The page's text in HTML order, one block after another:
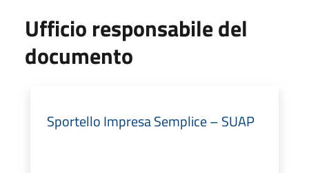
Ufficio responsabile del
documento
Sportello Impresa Semplice – SUAP